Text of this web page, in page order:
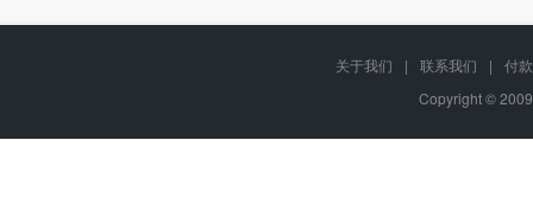
关于我们 | 联系我们 |
付
Copyright ©